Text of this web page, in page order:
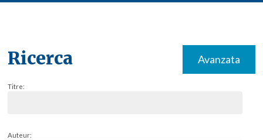
Ricerca Avanzata
Titre:
Auteur: